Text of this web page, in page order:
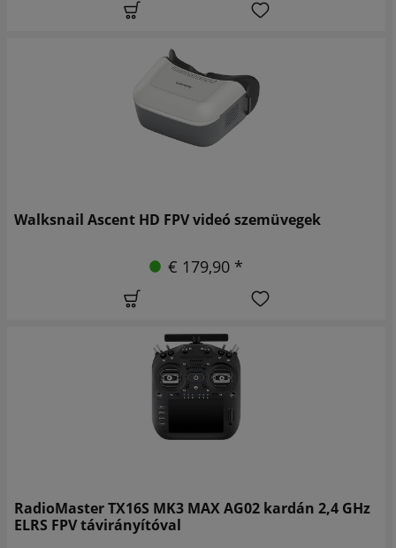
Walksnail Ascent HD FPV videó szemüvegek
€ 179,90 *
RadioMaster TX16S MK3 MAX AG02 kardán 2,4 GHz
ELRS FPV távirányítóval